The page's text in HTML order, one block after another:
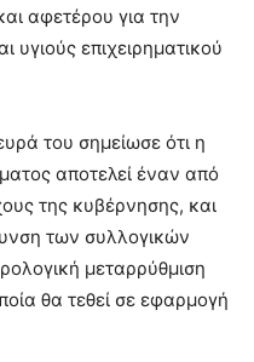
αφετέρου για την
επιχειρηματικού
του σημείωσε ότι η
αποτελεί έναν από
της κυβέρνησης, και
των συλλογικών
μεταρρύθμιση
θα τεθεί σε εφαρμογή